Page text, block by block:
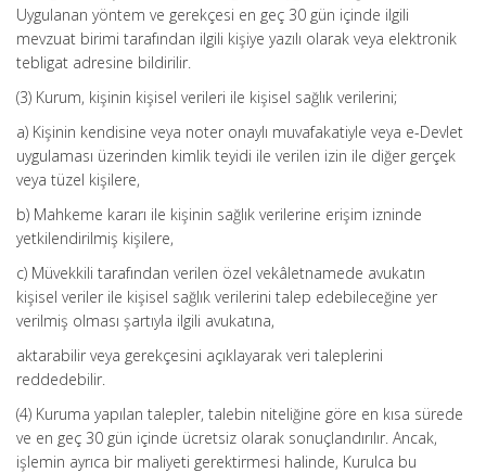
Uygulanan yöntem ve gerekçesi en geç 30 gün içinde ilgili
mevzuat birimi tarafından ilgili kişiye yazılı olarak veya elektronik
tebligat adresine bildirilir.
(3) Kurum, kişinin kişisel verileri ile kişisel sağlık verilerini;
a) Kişinin kendisine veya noter onaylı muvafakatiyle veya e-Devlet
uygulaması üzerinden kimlik teyidi ile verilen izin ile diğer gerçek
veya tüzel kişilere,
b) Mahkeme kararı ile kişinin sağlık verilerine erişim izninde
yetkilendirilmiş kişilere,
c) Müvekkili tarafından verilen özel vekâletnamede avukatın
kişisel veriler ile kişisel sağlık verilerini talep edebileceğine yer
verilmiş olması şartıyla ilgili avukatına,
aktarabilir veya gerekçesini açıklayarak veri taleplerini
reddedebilir.
(4) Kuruma yapılan talepler, talebin niteliğine göre en kısa sürede
ve en geç 30 gün içinde ücretsiz olarak sonuçlandırılır. Ancak,
işlemin ayrıca bir maliyeti gerektirmesi halinde, Kurulca bu